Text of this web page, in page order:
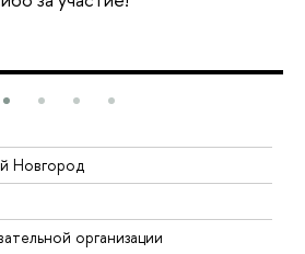
Новгород
организации